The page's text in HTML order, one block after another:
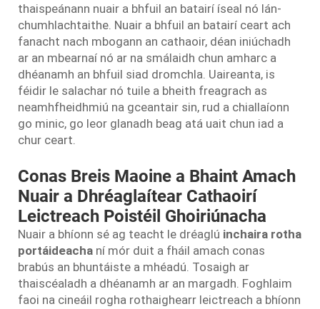
thaispeánann nuair a bhfuil an batairí íseal nó lán-
chumhlachtaithe. Nuair a bhfuil an batairí ceart ach
fanacht nach mbogann an cathaoir, déan iniúchadh
ar an mbearnaí nó ar na smálaidh chun amharc a
dhéanamh an bhfuil siad dromchla. Uaireanta, is
féidir le salachar nó tuile a bheith freagrach as
neamhfheidhmiú na gceantair sin, rud a chiallaíonn
go minic, go leor glanadh beag atá uait chun iad a
chur ceart.
Conas Breis Maoine a Bhaint Amach
Nuair a Dhréaglaítear Cathaoirí
Leictreach Poistéil Ghoiriúnacha
Nuair a bhíonn sé ag teacht le dréaglú inchaira rotha
portáideacha ní mór duit a fháil amach conas
brabús an bhuntáiste a mhéadú. Tosaigh ar
thaiscéaladh a dhéanamh ar an margadh. Foghlaim
faoi na cineáil rogha rothaighearr leictreach a bhíonn